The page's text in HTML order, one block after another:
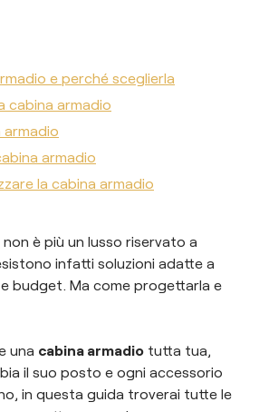
e perché sceglierla
cabina armadio
armadio
armadio
la cabina armadio
non è più un lusso riservato a
infatti soluzioni adatte a
budget. Ma come progettarla e
una cabina armadio tutta tua,
il suo posto e ogni accessorio
in questa guida troverai tutte le